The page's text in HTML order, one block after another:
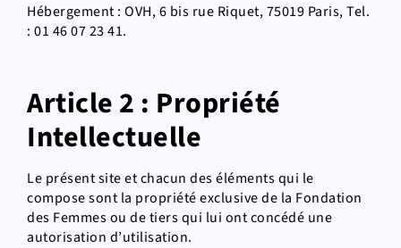
Hébergement : OVH, 6 bis rue Riquet, 75019 Paris, Tel.
: 01 46 07 23 41.
Article 2 : Propriété
Intellectuelle
Le présent site et chacun des éléments qui le
compose sont la propriété exclusive de la Fondation
des Femmes ou de tiers qui lui ont concédé une
autorisation d’utilisation.